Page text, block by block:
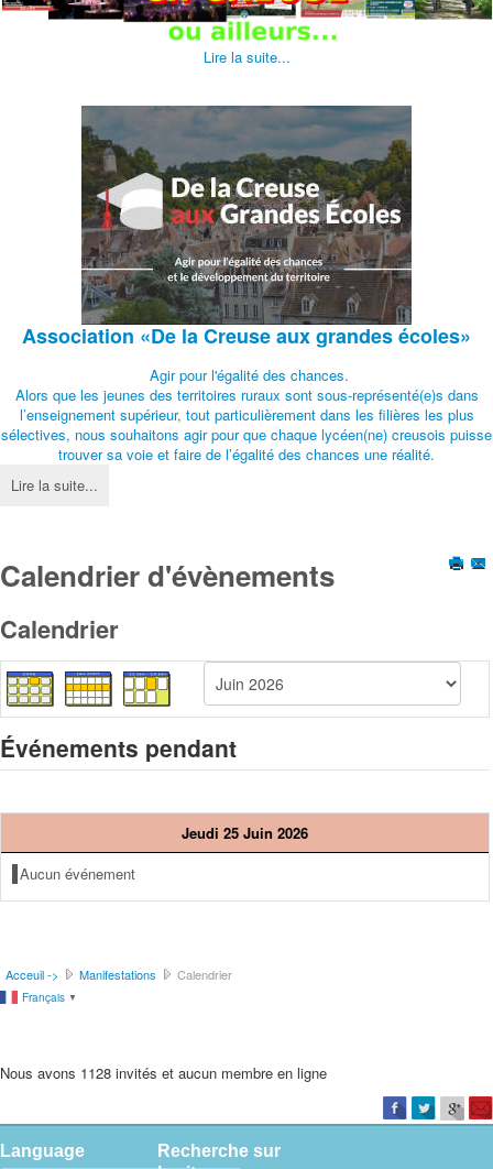
Lire la suite...
Association «De la Creuse aux grandes écoles»
Agir pour l'égalité des chances.
Alors que les jeunes des territoires ruraux sont sous-représenté(e)s dans
l’enseignement supérieur, tout particulièrement dans les filières les plus
sélectives, nous souhaitons agir pour que chaque lycéen(ne) creusois puisse
trouver sa voie et faire de l’égalité des chances une réalité.
Lire la suite...
Calendrier d'évènements
Calendrier
Événements pendant
Jeudi 25 Juin 2026
Aucun événement
Acceuil -> Manifestations Calendrier
Français ▼
Nous avons 1128 invités et aucun membre en ligne
Language
Recherche sur